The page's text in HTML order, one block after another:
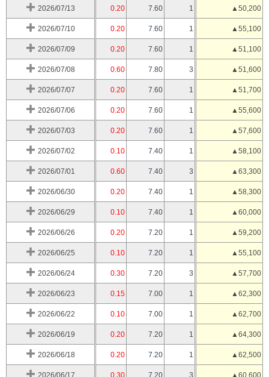
2026/07/13 0.20 7.60 1 ▲50,200
2026/07/10 0.20 7.60 1 ▲55,100
2026/07/09 0.20 7.60 1 ▲51,100
2026/07/08 0.60 7.80 3 ▲51,600
2026/07/07 0.20 7.60 1 ▲51,700
2026/07/06 0.20 7.60 1 ▲55,600
2026/07/03 0.20 7.60 1 ▲57,600
2026/07/02 0.10 7.40 1 ▲58,100
2026/07/01 0.60 7.40 3 ▲63,300
2026/06/30 0.20 7.40 1 ▲58,300
2026/06/29 0.10 7.40 1 ▲60,000
2026/06/26 0.20 7.20 1 ▲59,200
2026/06/25 0.10 7.20 1 ▲55,100
2026/06/24 0.30 7.20 3 ▲57,700
2026/06/23 0.15 7.00 1 ▲62,300
2026/06/22 0.10 7.00 1 ▲62,700
2026/06/19 0.20 7.20 1 ▲64,300
2026/06/18 0.20 7.20 1 ▲62,500
2026/06/17 0.30 7.20 3 ▲60,600